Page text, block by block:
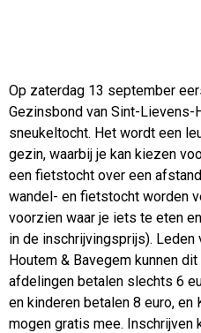
Op zaterdag 13 september
Gezinsbond van Sint-
sneukeltocht. Het wordt een
gezin, waarbij je kan kiezen
een fietstocht over een
wandel- en fietstocht worden
voorzien waar je iets te eten
in de inschrijvingsprijs).
Houtem & Bavegem kunnen
afdelingen betalen slechts 6
en kinderen betalen 8 euro, en
mogen gratis mee. Inschrijven